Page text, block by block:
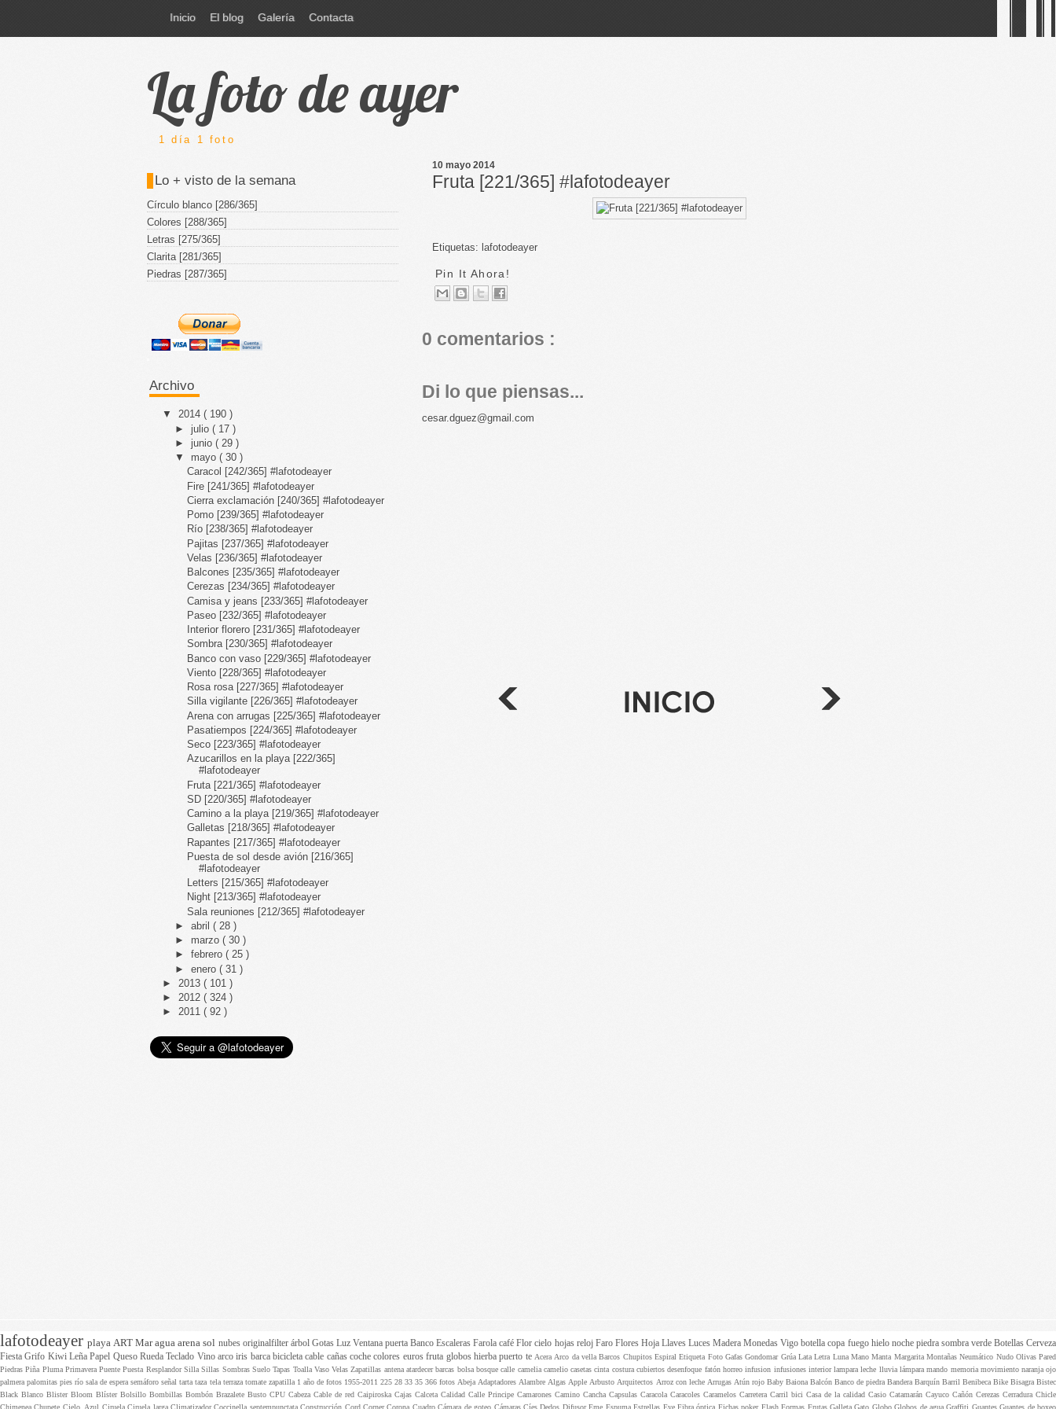
Inicio El blog Galería Contacta
La foto de ayer
1 día 1 foto
10 mayo 2014
Fruta [221/365] #lafotodeayer
Etiquetas: lafotodeayer
Pin It Ahora!
0 comentarios :
Di lo que piensas...
cesar.dguez@gmail.com
Lo + visto de la semana
Círculo blanco [286/365]
Colores [288/365]
Letras [275/365]
Clarita [281/365]
Piedras [287/365]
Archivo
▼ 2014 ( 190 )
► julio ( 17 )
► junio ( 29 )
▼ mayo ( 30 )
Caracol [242/365] #lafotodeayer
Fire [241/365] #lafotodeayer
Cierra exclamación [240/365] #lafotodeayer
Pomo [239/365] #lafotodeayer
Río [238/365] #lafotodeayer
Pajitas [237/365] #lafotodeayer
Velas [236/365] #lafotodeayer
Balcones [235/365] #lafotodeayer
Cerezas [234/365] #lafotodeayer
Camisa y jeans [233/365] #lafotodeayer
Paseo [232/365] #lafotodeayer
Interior florero [231/365] #lafotodeayer
Sombra [230/365] #lafotodeayer
Banco con vaso [229/365] #lafotodeayer
Viento [228/365] #lafotodeayer
Rosa rosa [227/365] #lafotodeayer
Silla vigilante [226/365] #lafotodeayer
Arena con arrugas [225/365] #lafotodeayer
Pasatiempos [224/365] #lafotodeayer
Seco [223/365] #lafotodeayer
Azucarillos en la playa [222/365]
#lafotodeayer
Fruta [221/365] #lafotodeayer
SD [220/365] #lafotodeayer
Camino a la playa [219/365] #lafotodeayer
Galletas [218/365] #lafotodeayer
Rapantes [217/365] #lafotodeayer
Puesta de sol desde avión [216/365]
#lafotodeayer
Letters [215/365] #lafotodeayer
Night [213/365] #lafotodeayer
Sala reuniones [212/365] #lafotodeayer
► abril ( 28 )
► marzo ( 30 )
► febrero ( 25 )
► enero ( 31 )
► 2013 ( 101 )
► 2012 ( 324 )
► 2011 ( 92 )
lafotodeayerplaya ARTMaraguaarenasol nubes originalfilter árbol Gotas Luz VentanapuertaBancoEscalerasFarolacaféFlorcielo hojas reloj Faro Flores Hoja LlavesLucesMaderaMonedasVigobotellacopa fuego hielo noche piedra sombra verde BotellasCerveza
FiestaGrifo KiwiLeñaPapel QuesoRuedaTeclado Vinoarco iris barcabicicletacable cañascochecolores eurosfruta globos hierbapuerto te Acera Arco da vellaBarcos Chupitos EspiralEtiqueta Foto GafasGondomar Grúa LataLetra LunaManoManta MargaritaMontañasNeumático NudoOlivasPared
PiedrasPiña Pluma PrimaveraPuentePuesta ResplandorSillaSillas Sombras SueloTapas Toalla VasoVelasZapatillas antenaatardecerbarcas bolsa bosquecalle camelia cameliocasetascinta costuracubiertosdesenfoque fatón horreoinfusion infusiones interiorlamparaleche lluvia lámparamando memoria movimientonaranjaojo
palmerapalomitaspiesríosala de esperasemáforoseñaltartataza tela terraza tomate zapatilla 1 año de fotos 1955-2011 225 28 3335366 fotos Abeja Adaptadores Alambre Algas Apple Arbusto Arquitectos Arroz con leche Arrugas Atún rojo Baby Baiona Balcón Banco de piedraBanderaBarquínBarrilBenibecaBikeBisagraBistec
Black Blanco Blister Bloom Blíster Bolsillo Bombillas Bombón Brazalete Busto CPU Cabeza Cable de red Caipiroska Cajas Calceta Calidad Calle Principe Camarones Camino Cancha Capsulas Caracola Caracoles Caramelos Carretera Carril bici Casa de la calidad Casio Catamarán Cayuco Cañón Cerezas Cerradura Chicle
ChimeneaChupete Cielo. Azul CiruelaCiruela larga ClimatizadorCoccinella septempunctataConstrucción CordCornerCorona CuadroCámara de goteo CámarasCíesDedos DifusorEme EspumaEstrellas Eye Fibra óptica Fichas poker FlashFormas Frutas GalletaGato GloboGlobos de aguaGraffiti GuantesGuantes de boxeo